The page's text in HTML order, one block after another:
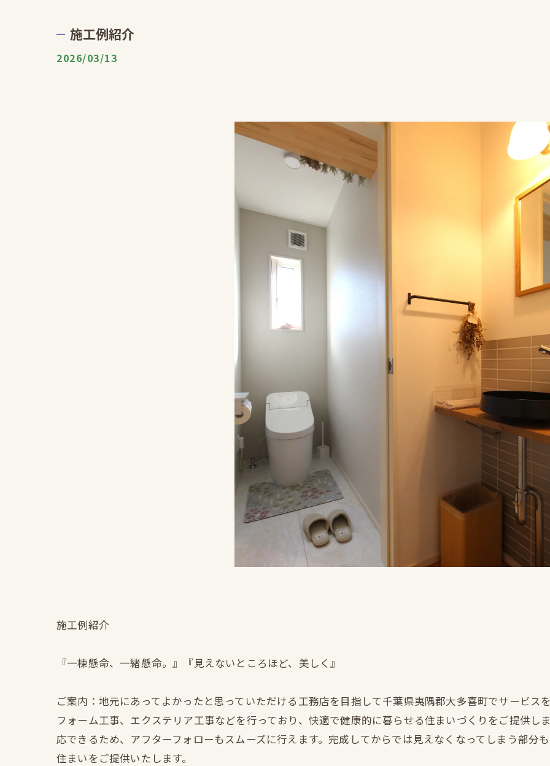
施工例紹介
2026/03/13
施工例紹介
『一棟懸命、一緒懸命。』『見えないところほど、美しく』
ご案内：地元にあってよかったと思っていただける工務店を目指して千葉県夷隅郡大多喜町でサービス
フォーム工事、エクステリア工事などを行っており、快適で健康的に暮らせる住まいづくりをご提供し
応できるため、アフターフォローもスムーズに行えます。完成してからでは見えなくなってしまう部分
住まいをご提供いたします。